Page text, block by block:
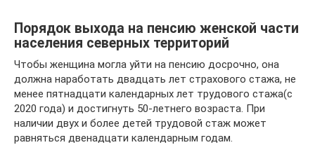
Порядок выхода на пенсию женской части
населения северных территорий
Чтобы женщина могла уйти на пенсию досрочно, она
должна наработать двадцать лет страхового стажа, не
менее пятнадцати календарных лет трудового стажа(с
2020 года) и достигнуть 50-летнего возраста. При
наличии двух и более детей трудовой стаж может
равняться двенадцати календарным годам.